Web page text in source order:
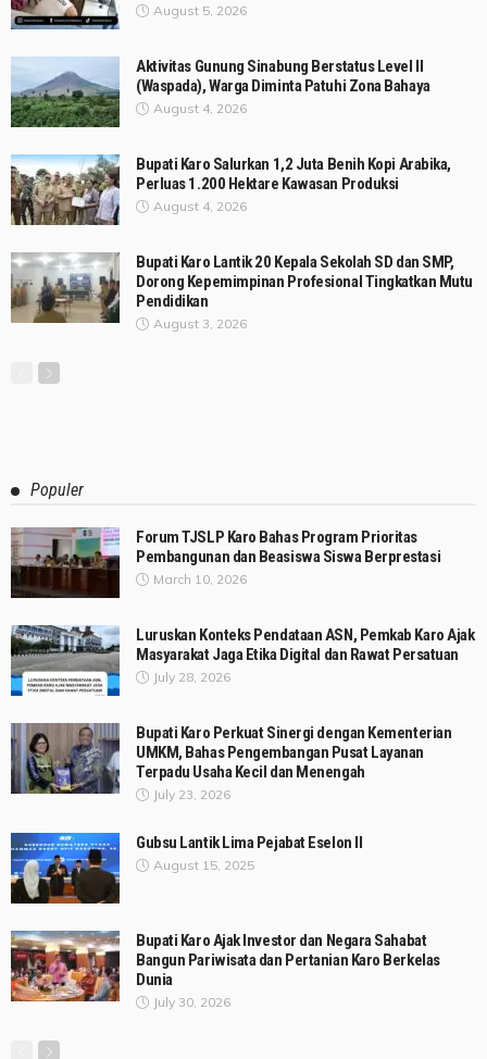
August 5, 2026
Aktivitas Gunung Sinabung Berstatus Level II
(Waspada), Warga Diminta Patuhi Zona Bahaya
August 4, 2026
Bupati Karo Salurkan 1,2 Juta Benih Kopi Arabika,
Perluas 1.200 Hektare Kawasan Produksi
August 4, 2026
Bupati Karo Lantik 20 Kepala Sekolah SD dan SMP,
Dorong Kepemimpinan Profesional Tingkatkan Mutu
Pendidikan
August 3, 2026
Populer
Forum TJSLP Karo Bahas Program Prioritas
Pembangunan dan Beasiswa Siswa Berprestasi
March 10, 2026
Luruskan Konteks Pendataan ASN, Pemkab Karo Ajak
Masyarakat Jaga Etika Digital dan Rawat Persatuan
July 28, 2026
Bupati Karo Perkuat Sinergi dengan Kementerian
UMKM, Bahas Pengembangan Pusat Layanan
Terpadu Usaha Kecil dan Menengah
July 23, 2026
Gubsu Lantik Lima Pejabat Eselon II
August 15, 2025
Bupati Karo Ajak Investor dan Negara Sahabat
Bangun Pariwisata dan Pertanian Karo Berkelas
Dunia
July 30, 2026